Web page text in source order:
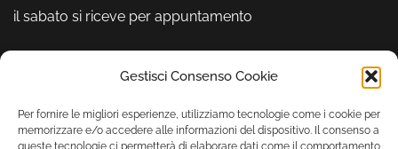
Gestisci Consenso Cookie
Per fornire le migliori esperienze, utilizziamo tecnologie come i cookie per
memorizzare e/o accedere alle informazioni del dispositivo. Il consenso a
queste tecnologie ci permetterà di elaborare dati come il comportamento
il sabato si riceve per appuntamento
Seguici sui social